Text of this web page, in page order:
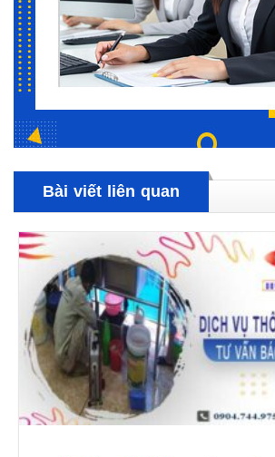
Bài viết liên quan